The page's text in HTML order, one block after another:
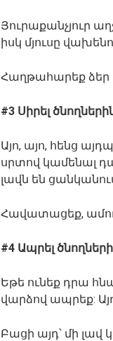
Յուրաքանչյուր
իսկ մյուսը
Հաղթահարեք ձեր
#3 Սիրել
Այո, այո, հենց
սրտով կամենալ
լավն են
Հավատացեք,
#4 Ապրել
Եթե ունեք դրա
վարձով ապրեք:
Բացի այդ՝ մի լավ